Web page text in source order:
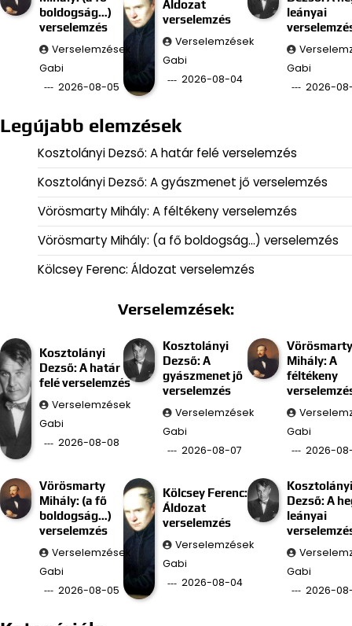
boldogság…)
verselemzés
Verselemzések
Gabi
2026-08-05
Áldozat
verselemzés
Verselemzések
Gabi
2026-08-04
leányai
Gabi
2026-
Legújabb elemzések
Kosztolányi Dezső: A határ felé verselemzés
Kosztolányi Dezső: A gyászmenet jő verselemzés
Vörösmarty Mihály: A féltékeny verselemzés
Vörösmarty Mihály: (a fő boldogság…) verselemzés
Kölcsey Ferenc: Áldozat verselemzés
Verselemzések:
Kosztolányi
Dezső: A határ
felé verselemzés
Verselemzések
Gabi
2026-08-08
Kosztolányi
Dezső: A
gyászmenet jő
verselemzés
Verselemzések
Gabi
2026-08-07
Vörösmarty
Mihály: A
féltékeny
Gabi
2026-
Vörösmarty
Mihály: (a fő
boldogság…)
verselemzés
Verselemzések
Gabi
2026-08-05
Kölcsey Ferenc:
Áldozat
verselemzés
Verselemzések
Gabi
2026-08-04
Kosztolányi
Dezső: A
leányai
Gabi
2026-